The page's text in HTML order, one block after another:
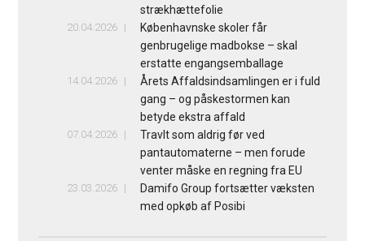
strækhættefolie
20.04.2026
Københavnske skoler får
genbrugelige madbokse – skal
erstatte engangsemballage
14.04.2026
Årets Affaldsindsamlingen er i fuld
gang – og påskestormen kan
betyde ekstra affald
07.04.2026
Travlt som aldrig før ved
pantautomaterne – men forude
venter måske en regning fra EU
23.03.2026
Damifo Group fortsætter væksten
med opkøb af Posibi